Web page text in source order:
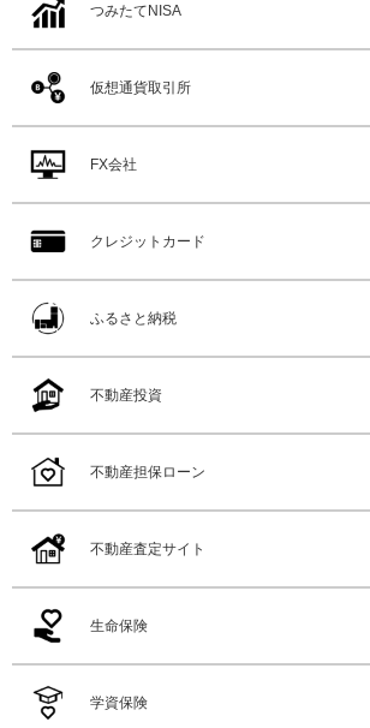
つみたてNISA
仮想通貨取引所
FX会社
クレジットカード
ふるさと納税
不動産投資
不動産担保ローン
不動産査定サイト
生命保険
学資保険